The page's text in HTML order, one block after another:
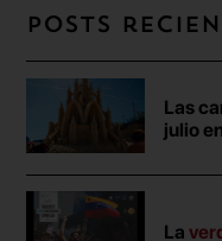
Posts
Las
julio
La